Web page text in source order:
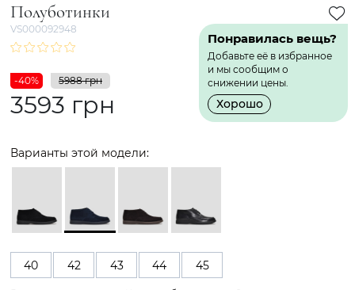
Полуботинки
VS000092948
Понравилась вещь?
Добавьте её в избранное
и мы сообщим о
снижении цены.
Хорошо
-40% 5988 грн
3593 грн
Варианты этой модели:
40 42 43 44 45